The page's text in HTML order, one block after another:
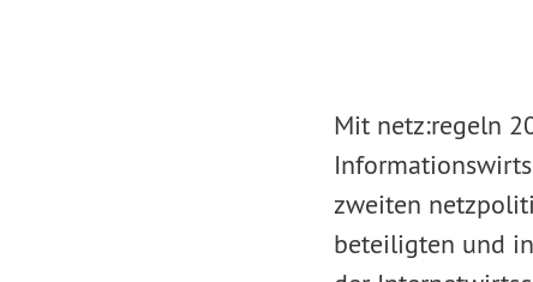
Mit netz:regeln
zweiten
beteiligten und